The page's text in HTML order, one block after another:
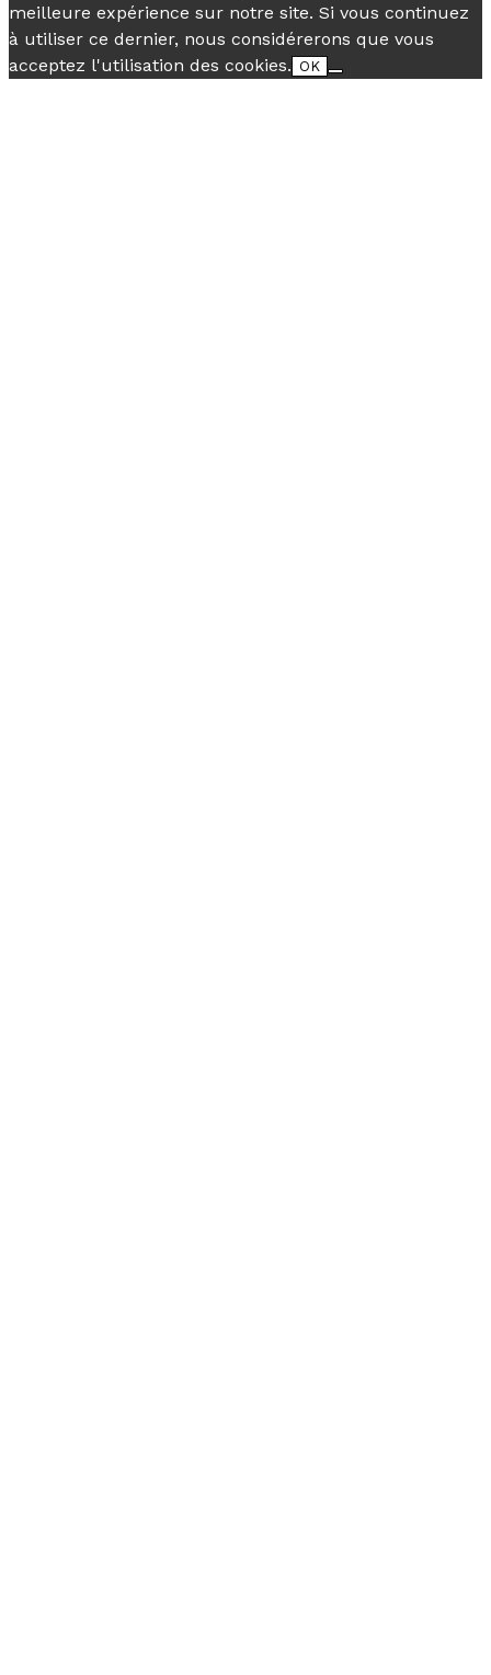
meilleure expérience sur notre site. Si vous continuez
à utiliser ce dernier, nous considérerons que vous
acceptez l'utilisation des cookies. OK